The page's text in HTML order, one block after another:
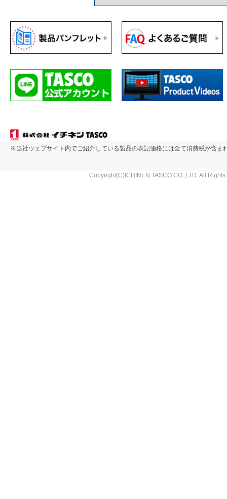
※当社ウェブサイト内でご紹介している製品の表記価格には全て消費税が含ま
Copyright(C)ICHINEN TASCO CO.,LTD. All